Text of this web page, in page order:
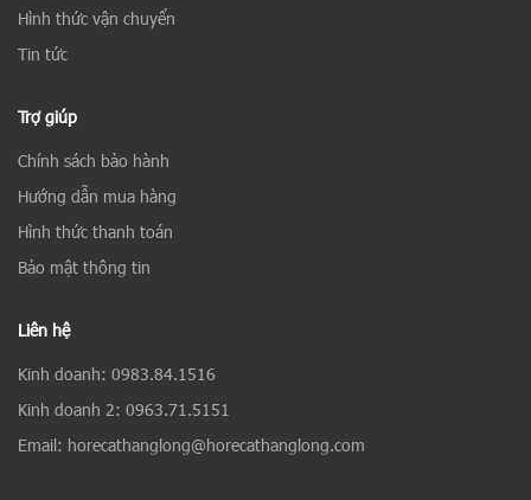
Hình thức vận chuyển
Tin tức
Trợ giúp
Chính sách bảo hành
Hướng dẫn mua hàng
Hình thức thanh toán
Bảo mật thông tin
Liên hệ
Kinh doanh: 0983.84.1516
Kinh doanh 2: 0963.71.5151
Email: horecathanglong@horecathanglong.com